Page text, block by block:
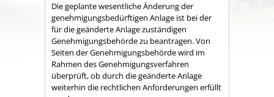
Die geplante wesentliche Änderung der
genehmigungsbedürftigen Anlage ist bei der
für die geänderte Anlage zuständigen
Genehmigungsbehörde zu beantragen.Von
Seiten der Genehmigungsbehörde wird im
Rahmen des Genehmigungsverfahren
überprüft, ob durch die geänderte Anlage
weiterhin die rechtlichen Anforderungen erfüllt